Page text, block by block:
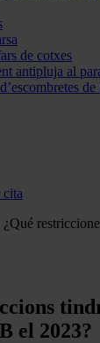
de cotxes
antipluja al
cita
¿Qué
el 2023?